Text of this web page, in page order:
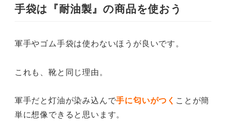
手袋は『耐油製』の商品を使おう
軍手やゴム手袋は使わないほうが良いです。
これも、靴と同じ理由。
軍手だと灯油が染み込んで手に匂いがつく ことが簡
単に想像できると思います。